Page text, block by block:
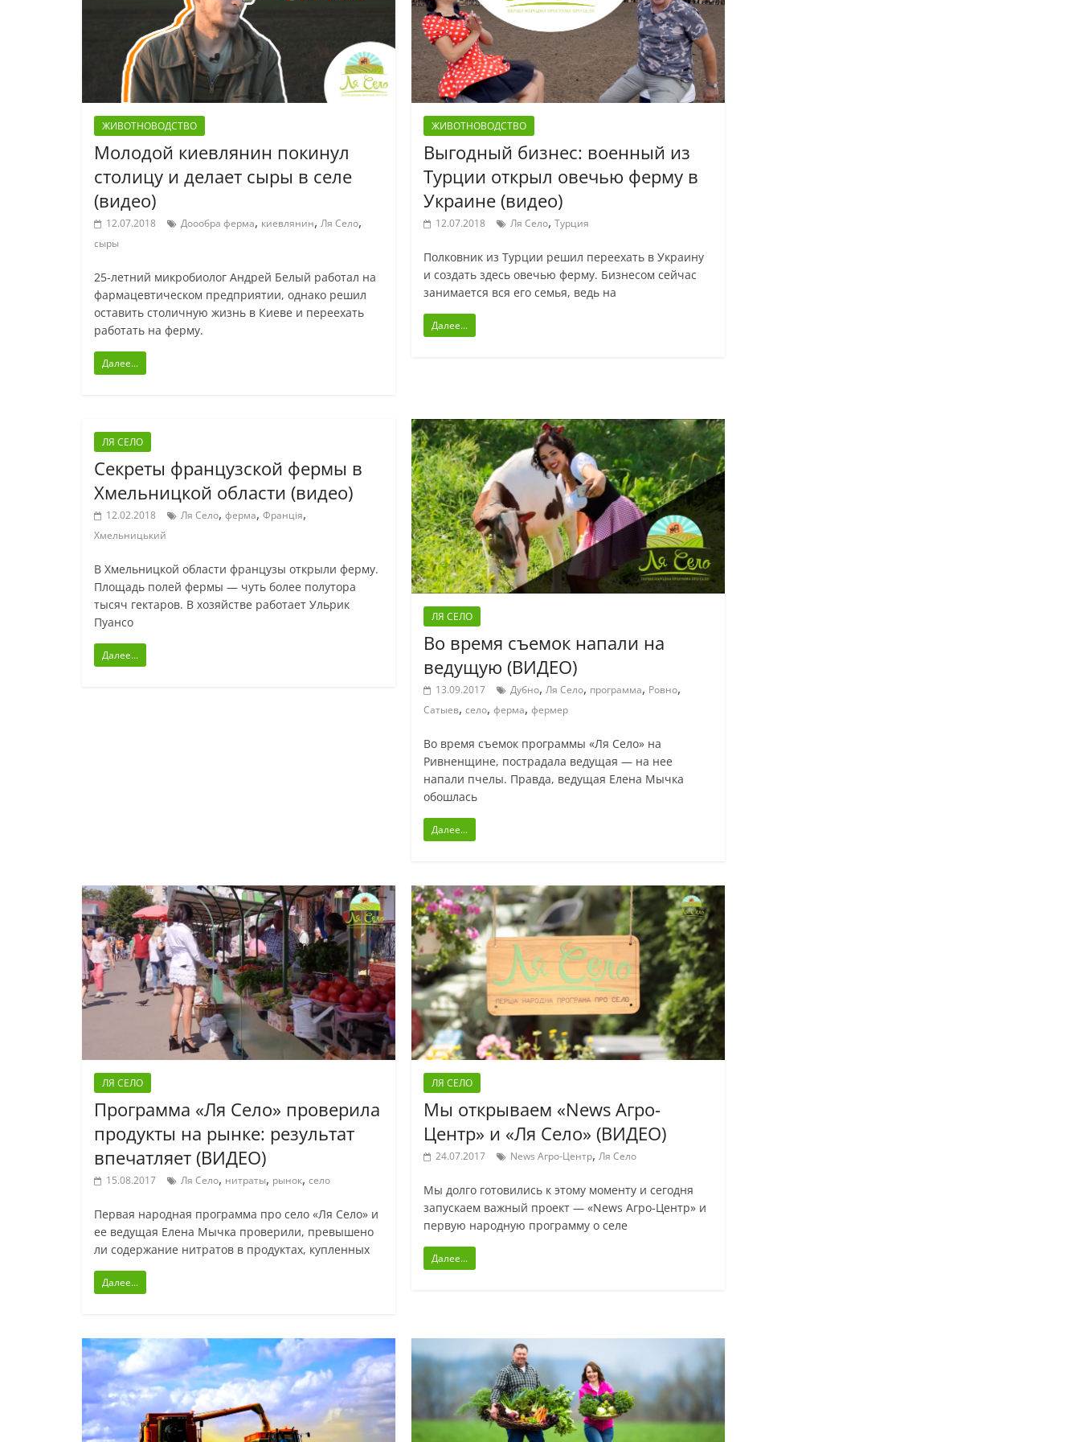
ЖИВОТНОВОДСТВО
Молодой киевлянин покинул
столицу и делает сыры в селе
(видео)
12.07.2018 Доообра ферма, киевлянин, Ля Село,
сыры
25-летний микробиолог Андрей Белый работал на
фармацевтическом предприятии, однако решил
оставить столичную жизнь в Киеве и переехать
работать на ферму.
Далее...
ЖИВОТНОВОДСТВО
Выгодный бизнес: военный из
Турции открыл овечью ферму в
Украине (видео)
12.07.2018 Ля Село,Турция
Полковник из Турции решил переехать в Украину
и создать здесь овечью ферму. Бизнесом сейчас
занимается вся его семья, ведь на
Далее...
ЛЯ СЕЛО
Секреты французской фермы в
Хмельницкой области (видео)
12.02.2018 Ля Село, ферма, Франція,
Хмельницький
В Хмельницкой области французы открыли ферму.
Площадь полей фермы — чуть более полутора
тысяч гектаров. В хозяйстве работает Ульрик
Пуансо
Далее...
ЛЯ СЕЛО
Во время съемок напали на
ведущую (ВИДЕО)
13.09.2017 Дубно,Ля Село, программа, Ровно,
Сатыев,село,ферма,фермер
Во время съемок программы «Ля Село» на
Ривненщине, пострадала ведущая — на нее
напали пчелы. Правда, ведущая Елена Мычка
обошлась
Далее...
ЛЯ СЕЛО
Программа «Ля Село» проверила
продукты на рынке: результат
впечатляет (ВИДЕО)
15.08.2017 Ля Село, нитраты, рынок, село
Первая народная программа про село «Ля Село» и
ее ведущая Елена Мычка проверили, превышено
ли содержание нитратов в продуктах, купленных
Далее...
ЛЯ СЕЛО
Мы открываем «News Агро-
Центр» и «Ля Село» (ВИДЕО)
24.07.2017 News Агро-Центр,Ля Село
Мы долго готовились к этому моменту и сегодня
запускаем важный проект — «News Агро-Центр» и
первую народную программу о селе
Далее...